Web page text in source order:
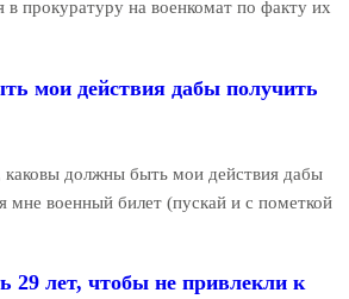
в прокуратуру на военкомат по факту их
мои действия дабы получить
должны быть мои действия дабы
мне военный билет (пускай и с пометкой
29 лет, чтобы не привлекли к